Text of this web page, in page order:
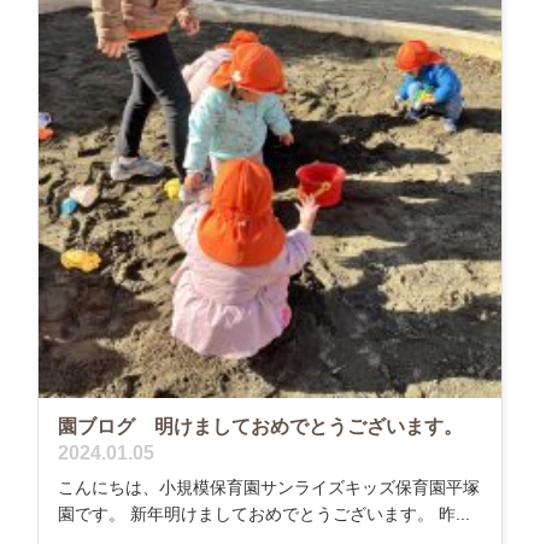
園ブログ 明けましておめでとうございます。
2024.01.05
こんにちは、小規模保育園サンライズキッズ保育園平塚
園です。 新年明けましておめでとうございます。 昨...